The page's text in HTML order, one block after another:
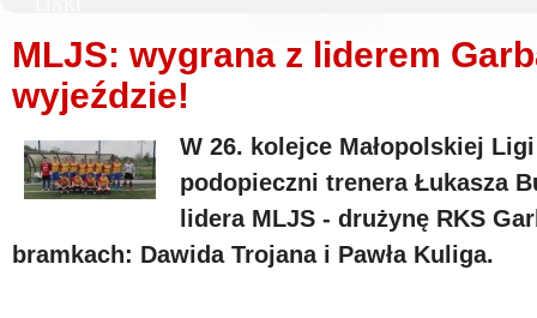
MLJS: wygrana z liderem
wyjeździe!
W 26. kolejce Małopolskiej
podopieczni trenera Łukasza
lidera MLJS - drużynę RKS
bramkach: Dawida Trojana i Pawła Kuliga.